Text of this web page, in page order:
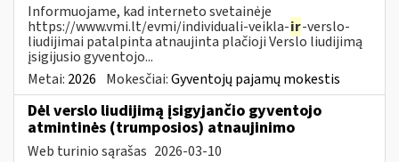
Informuojame, kad interneto svetainėje
https://www.vmi.lt/evmi/individuali-veikla-ir-verslo-
liudijimai patalpinta atnaujinta plačioji Verslo liudijimą
įsigijusio gyventojo...
Metai: 2026 Mokesčiai:Gyventojų pajamų mokestis
Dėl verslo liudijimą įsigyjančio gyventojo
atmintinės (trumposios) atnaujinimo
Web turinio sąrašas 2026-03-10